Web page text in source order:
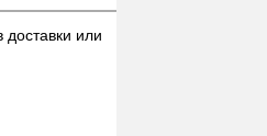
или